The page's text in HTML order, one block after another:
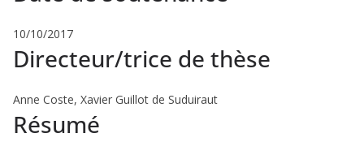
10/10/2017
Directeur/trice de thèse
Anne Coste, Xavier Guillot de Suduiraut
Résumé